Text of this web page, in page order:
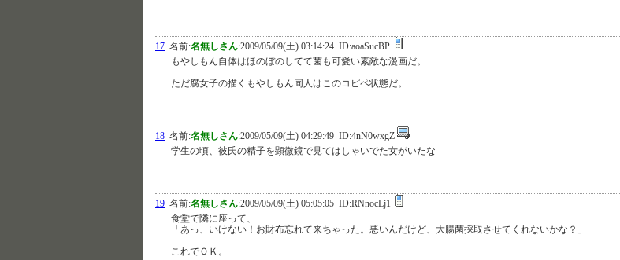
17 名前:名無しさん:2009/05/09(土) 03:14:24 ID:aoaSucBP
もやしもん自体はほのぼのしてて菌も可愛い素敵な漫画だ。
ただ腐女子の描くもやしもん同人はこのコピペ状態だ。
18 名前:名無しさん:2009/05/09(土) 04:29:49 ID:4nN0wxgZ
学生の頃、彼氏の精子を顕微鏡で見てはしゃいでた女がいたな
19 名前:名無しさん:2009/05/09(土) 05:05:05 ID:RNnocLj1
食堂で隣に座って、
「あっ、いけない！お財布忘れて来ちゃった。悪いんだけど、大腸菌採取させてくれないかな？」
これでＯＫ。